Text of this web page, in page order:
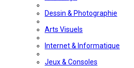
Dessin & Photographie
Arts Visuels
Internet & Informatique
Jeux & Consoles